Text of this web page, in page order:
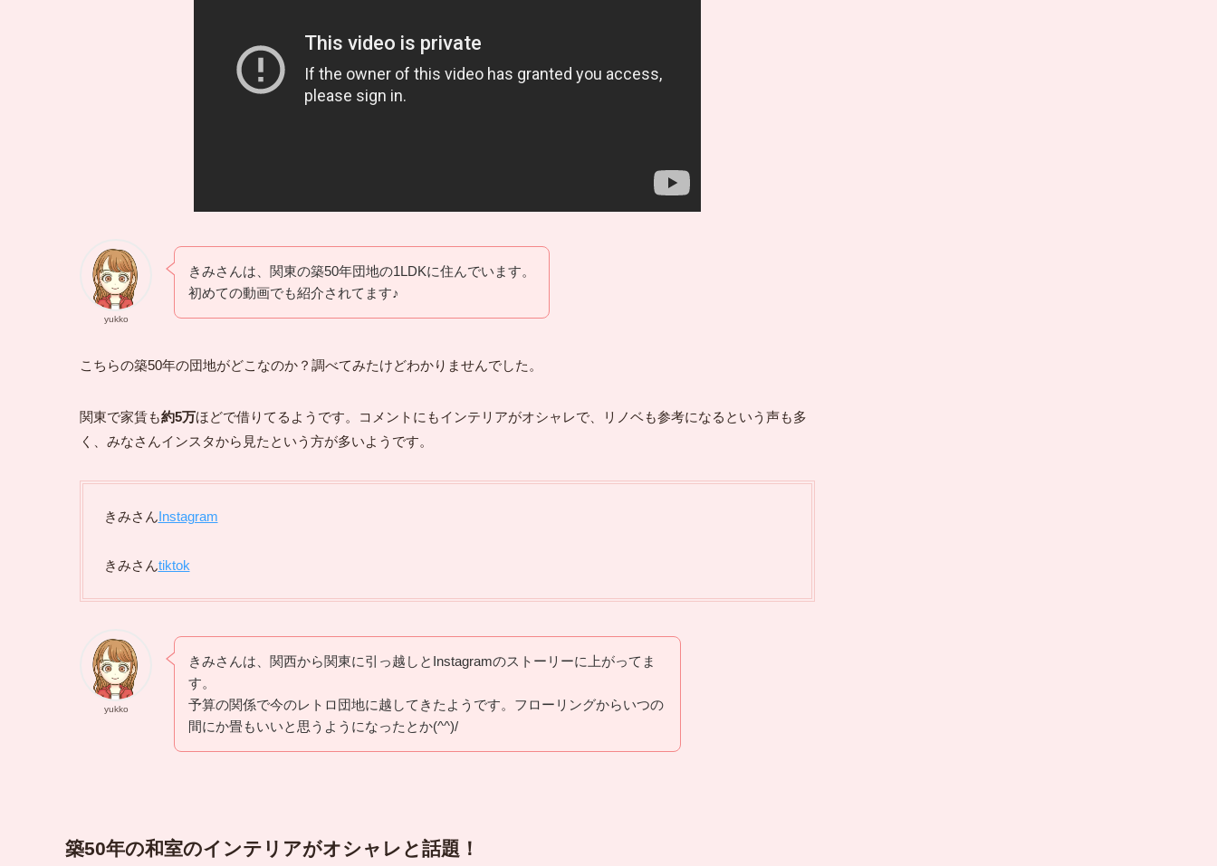
yukko
きみさんは、関東の築50年団地の1LDKに住んでいます。
初めての動画でも紹介されてます♪
こちらの築50年の団地がどこなのか？調べてみたけどわかりませんでした。
関東で家賃も約5万ほどで借りてるようです。コメントにもインテリアがオシャレで、リノベも参考になるという声も多
く、みなさんインスタから見たという方が多いようです。
きみさんInstagram
きみさんtiktok
yukko
きみさんは、関西から関東に引っ越しとInstagramのストーリーに上がってま
す。
予算の関係で今のレトロ団地に越してきたようです。フローリングからいつの
間にか畳もいいと思うようになったとか(^^)/
築50年の和室のインテリアがオシャレと話題！